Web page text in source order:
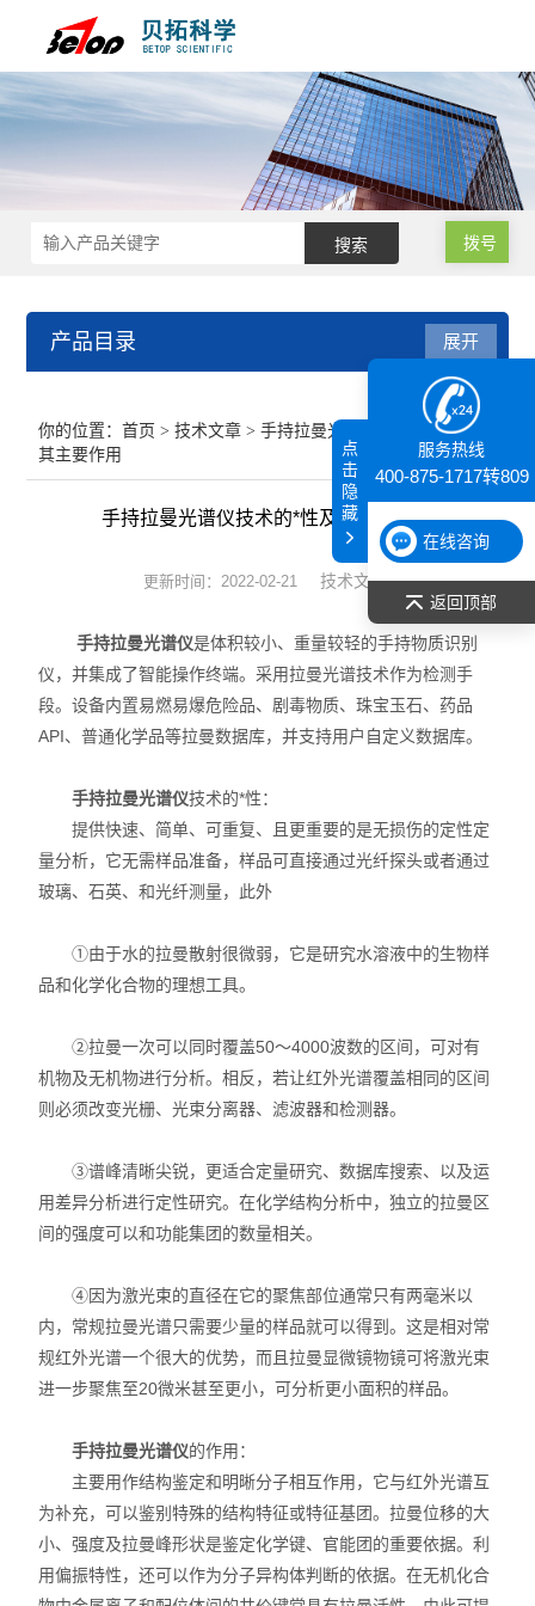
拨号
产品目录
纳米粒度仪
膜厚仪
表面张力仪
光谱部件及外设
差示/热重/差热/热分析
红外光谱（IR、傅立叶）
扫描探针显微镜/原子力
低温恒温器
X射线衍射仪（XRD）
扫描电镜（SEM）
X荧光光谱XRF能量色散型
分析仪器-光谱
等离子清洗机
代理产品
光学显微镜
展开
你的位置：首页 >技术文章 > 手持拉曼光谱仪技术的*性及
其主要作用
手持拉曼光谱仪技术的*性及其主要作用
更新时间：2022-02-21 技术文章
手持拉曼光谱仪是体积较小、重量较轻的手持物质识别
仪，并集成了智能操作终端。采用拉曼光谱技术作为检测手
段。设备内置易燃易爆危险品、剧毒物质、珠宝玉石、药品
API、普通化学品等拉曼数据库，并支持用户自定义数据库。
手持拉曼光谱仪技术的*性：
提供快速、简单、可重复、且更重要的是无损伤的定性定
量分析，它无需样品准备，样品可直接通过光纤探头或者通过
玻璃、石英、和光纤测量，此外
①由于水的拉曼散射很微弱，它是研究水溶液中的生物样
品和化学化合物的理想工具。
②拉曼一次可以同时覆盖50～4000波数的区间，可对有
机物及无机物进行分析。相反，若让红外光谱覆盖相同的区间
则必须改变光栅、光束分离器、滤波器和检测器。
③谱峰清晰尖锐，更适合定量研究、数据库搜索、以及运
用差异分析进行定性研究。在化学结构分析中，独立的拉曼区
间的强度可以和功能集团的数量相关。
④因为激光束的直径在它的聚焦部位通常只有两毫米以
内，常规拉曼光谱只需要少量的样品就可以得到。这是相对常
规红外光谱一个很大的优势，而且拉曼显微镜物镜可将激光束
进一步聚焦至20微米甚至更小，可分析更小面积的样品。
手持拉曼光谱仪的作用：
主要用作结构鉴定和明晰分子相互作用，它与红外光谱互
为补充，可以鉴别特殊的结构特征或特征基团。拉曼位移的大
小、强度及拉曼峰形状是鉴定化学键、官能团的重要依据。利
用偏振特性，还可以作为分子异构体判断的依据。在无机化合
服务热线
400-875-1717转809
在线咨询
返回顶部
点
击
隐
藏